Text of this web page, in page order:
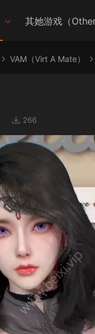
其她游戏（
VAM（Virt A Mate）
266